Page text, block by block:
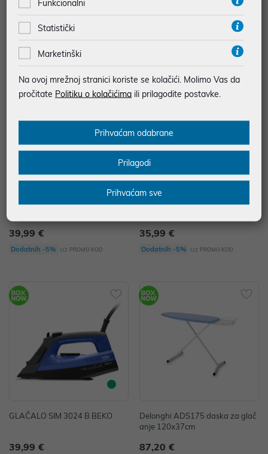
GLAČALO SIM 8130 P BEKO
83,99 €
Dodatnih -5%
GLAČALO SIM 5124 A BEKO
PROMO KOD
39,99 €
Dodatnih -5% uz PROMO KOD
35,99 €
Dodatnih -5% uz PROMO KOD
GLAČALO SIM 3024 B BEKO
39,99 €
Delonghi ADS175 daska za glač
anje 120x37cm
87,20 €
Funkcionalni
Statistički
Marketinški
Na ovoj mrežnoj stranici koriste se kolačići. Molimo Vas da
pročitate Politiku o kolačićima ili prilagodite postavke.
Prihvaćam odabrane
Prilagodi
Prihvaćam sve